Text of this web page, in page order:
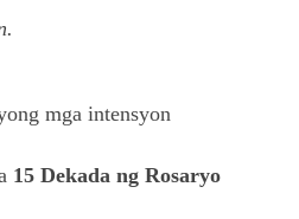
mga intensyon
15 Dekada ng Rosaryo